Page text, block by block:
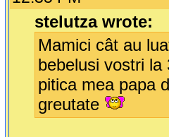
stelutza wrote:
Mamici cât au
bebelusi vostri la
pitica mea papa
greutate